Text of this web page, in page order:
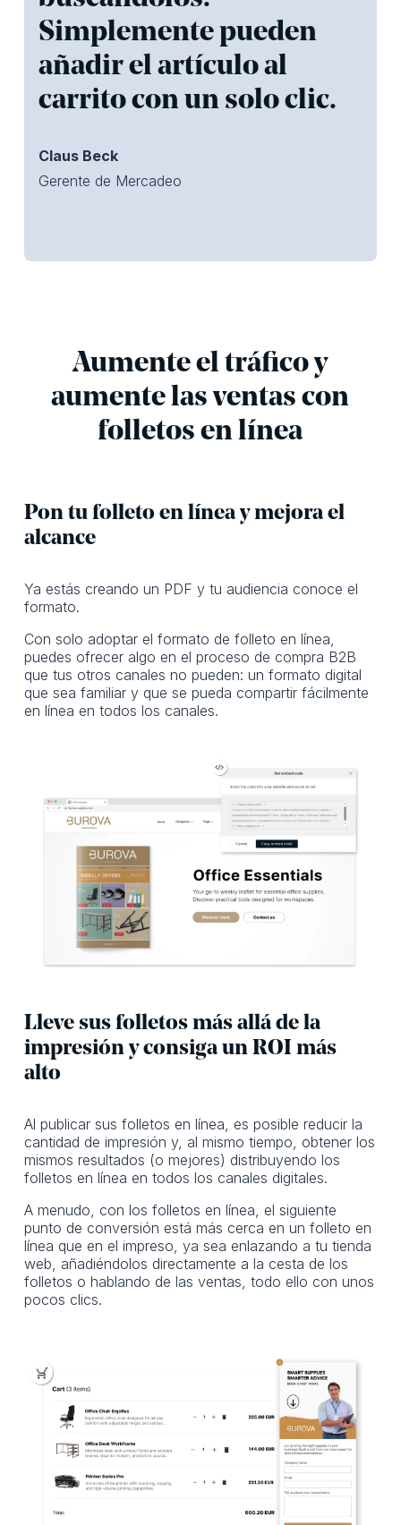
Simplemente pueden
añadir el artículo al
carrito con un solo clic.
Claus Beck
Gerente de Mercadeo
Aumente el tráfico y
aumente las ventas con
folletos en línea
Pon tu folleto en línea y mejora el
alcance
Ya estás creando un PDF y tu audiencia conoce el
formato.
Con solo adoptar el formato de folleto en línea,
puedes ofrecer algo en el proceso de compra B2B
que tus otros canales no pueden: un formato digital
que sea familiar y que se pueda compartir fácilmente
en línea en todos los canales.
Lleve sus folletos más allá de la
impresión y consiga un ROI más
alto
Al publicar sus folletos en línea, es posible reducir la
cantidad de impresión y, al mismo tiempo, obtener los
mismos resultados (o mejores) distribuyendo los
folletos en línea en todos los canales digitales.
A menudo, con los folletos en línea, el siguiente
punto de conversión está más cerca en un folleto en
línea que en el impreso, ya sea enlazando a tu tienda
web, añadiéndolos directamente a la cesta de los
folletos o hablando de las ventas, todo ello con unos
pocos clics.